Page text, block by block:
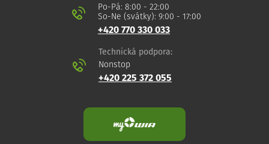
Po-Pá: 8:00 - 22:00
So-Ne (svátky): 9:00 - 17:00
+420 770 330 033
Technická podpora:
Nonstop
+420 225 372 055